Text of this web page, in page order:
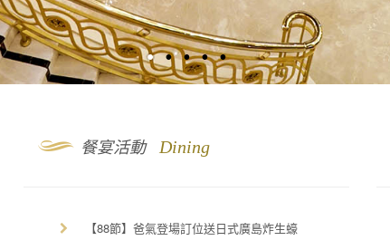
9 餐宴活動 Dining
【88節】爸氣登場訂位送日式廣島炸生蠔